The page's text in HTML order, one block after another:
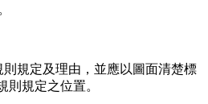
規定及理由，並應以圖面清楚標
則規定之位置。